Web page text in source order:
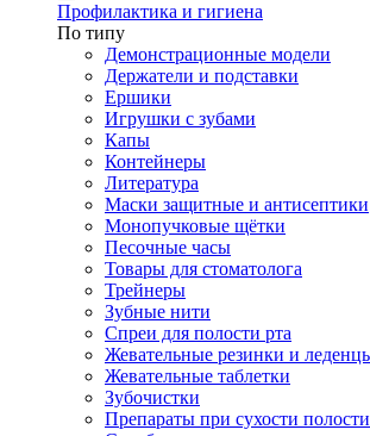
Профилактика и гигиена
По типу
Демонстрационные модели
Держатели и подставки
Ершики
Игрушки с зубами
Капы
Контейнеры
Литература
Маски защитные и антисептики
Монопучковые щётки
Песочные часы
Товары для стоматолога
Трейнеры
Зубные нити
Спреи для полости рта
Жевательные резинки и
Жевательные таблетки
Зубочистки
Препараты при сухости